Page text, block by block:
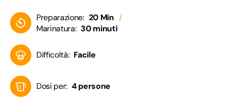
Preparazione: 20 Min
Marinatura: 30 minuti
Difficoltà: Facile
Dosi per: 4 persone